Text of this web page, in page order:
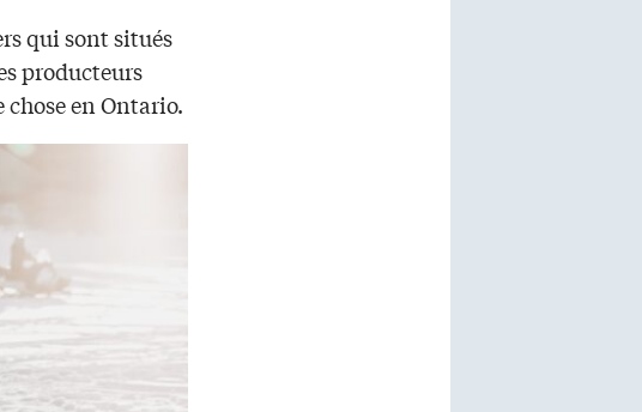
qui sont situés
producteurs
en Ontario.